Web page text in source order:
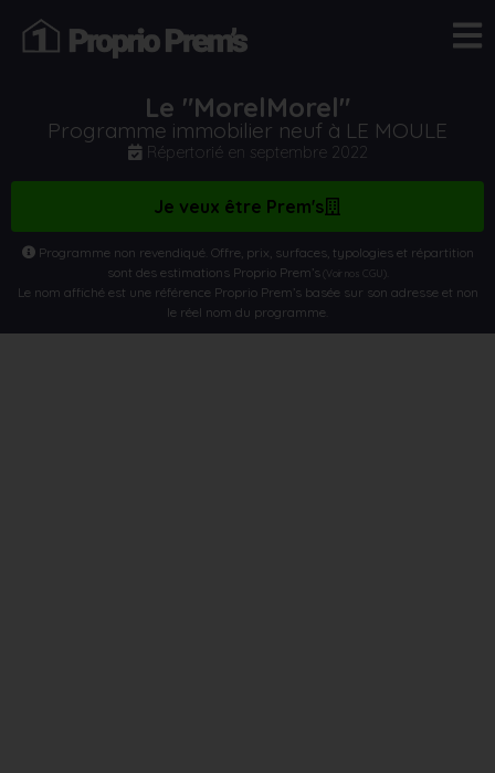
Le "MorelMorel"
Programme immobilier neuf à LE MOULE
Répertorié en septembre 2022
Je veux être Prem's
Programme non revendiqué. Offre, prix, surfaces, typologies et répartition
sont des estimations Proprio Prem’s(Voir nos CGU)
Le nom affiché est une référence Proprio Prem’s basée sur son adresse et non
le réel nom du programme.